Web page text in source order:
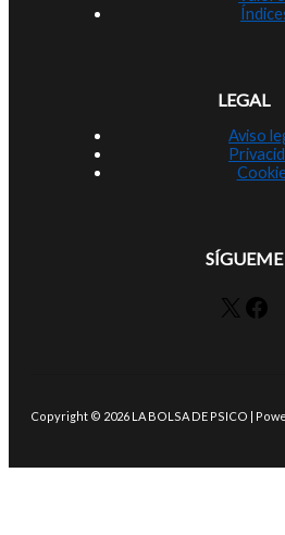
LEGAL
Aviso
SÍGUEME
X
Copyright © 2026 LA BOLSA DE PSICO |